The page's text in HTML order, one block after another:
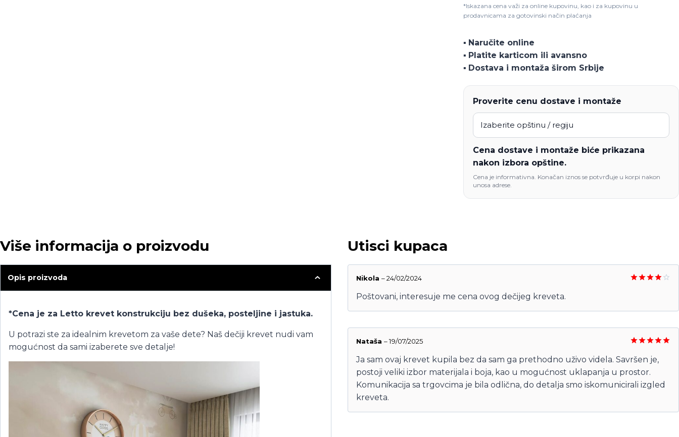
krevet
1
*Iskazana cena važi za online kupovinu, kao i za kupovinu u
prodavnicama za gotovinski način plaćanja
▪️ Naručite online
▪️ Platite karticom ili avansno
▪️ Dostava i montaža širom Srbije
Proverite cenu dostave i montaže
Cena dostave i montaže biće prikazana
nakon izbora opštine.
Cena je informativna. Konačan iznos se potvrđuje u korpi nakon
unosa adrese.
Više informacija o proizvodu
Opis proizvoda
*Cena je za Letto krevet konstrukciju bez dušeka, posteljine i jastuka.
U potrazi ste za idealnim krevetom za vaše dete? Naš dečiji krevet nudi vam
mogućnost da sami izaberete sve detalje!
Utisci kupaca
Nikola –24/02/2024
Poštovani, interesuje me cena ovog dečijeg kreveta.
sa5od 5
Nataša –19/07/2025
Ja sam ovaj krevet kupila bez da sam ga prethodno uživo videla. Savršen je,
postoji veliki izbor materijala i boja, kao u mogućnost uklapanja u prostor.
Komunikacija sa trgovcima je bila odlična, do detalja smo iskomunicirali izgled
kreveta.